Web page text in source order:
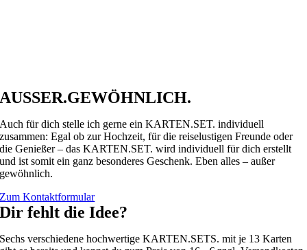
AUSSER.GEWÖHNLICH.
Auch für dich stelle ich gerne ein KARTEN.SET. individuell
zusammen: Egal ob zur Hochzeit, für die reiselustigen Freunde oder
die Genießer – das KARTEN.SET. wird individuell für dich erstellt
und ist somit ein ganz besonderes Geschenk. Eben alles – außer
gewöhnlich.
Zum Kontaktformular
Dir fehlt die Idee?
Sechs verschiedene hochwertige KARTEN.SETS. mit je 13 Karten